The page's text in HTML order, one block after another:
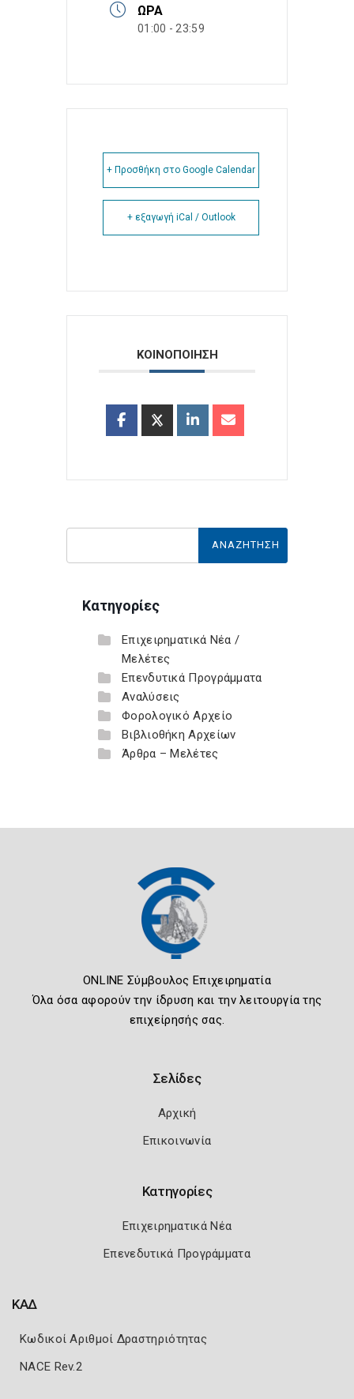
ΏΡΑ
01:00 - 23:59
+ Προσθήκη στο Google Calendar
+ εξαγωγή iCal / Outlook
ΚΟΙΝΟΠΟΙΗΣΗ
Κατηγορίες
Επιχειρηματικά Νέα /
Μελέτες
Επενδυτικά Προγράμματα
Αναλύσεις
Φορολογικό Αρχείο
Βιβλιοθήκη Αρχείων
Άρθρα – Μελέτες
ONLINE Σύμβουλος Επιχειρηματία
Όλα όσα αφορούν την ίδρυση και την λειτουργία της
επιχείρησής σας.
Σελίδες
Αρχική
Επικοινωνία
Κατηγορίες
Επιχειρηματικά Νέα
Επενεδυτικά Προγράμματα
ΚΑΔ
Κωδικοί Αριθμοί Δραστηριότητας
NACE Rev.2